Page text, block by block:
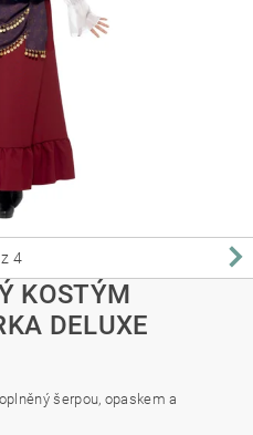
z 4
KOSTÝM
DELUXE
šerpou, opaskem a